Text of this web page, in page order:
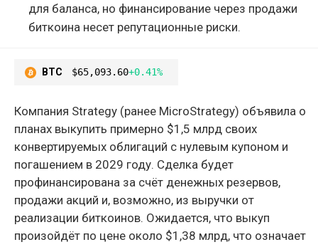
для баланса, но финансирование через продажи
биткоина несет репутационные риски.
BTC $65,093.60+0.41%
Компания Strategy (ранее MicroStrategy) объявила о
планах выкупить примерно $1,5 млрд своих
конвертируемых облигаций с нулевым купоном и
погашением в 2029 году. Сделка будет
профинансирована за счёт денежных резервов,
продажи акций и, возможно, из выручки от
реализации биткоинов. Ожидается, что выкуп
произойдёт по цене около $1,38 млрд, что означает